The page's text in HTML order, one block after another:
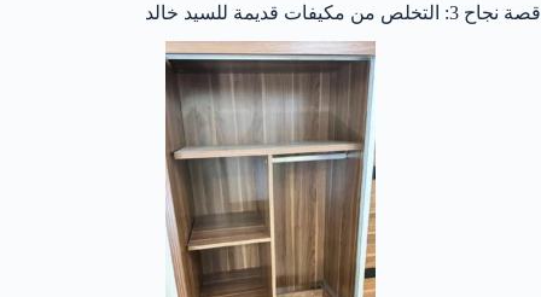
قصة نجاح 3: التخلص من مكيفات قديمة للسيد خالد